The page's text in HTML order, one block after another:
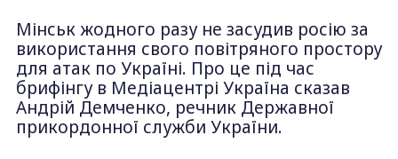
Мінськ жодного разу не засудив росію за
використання свого повітряного простору
для атак по Україні. Про це під час
брифінгу в Медіацентрі Україна сказав
Андрій Демченко, речник Державної
прикордонної служби України.